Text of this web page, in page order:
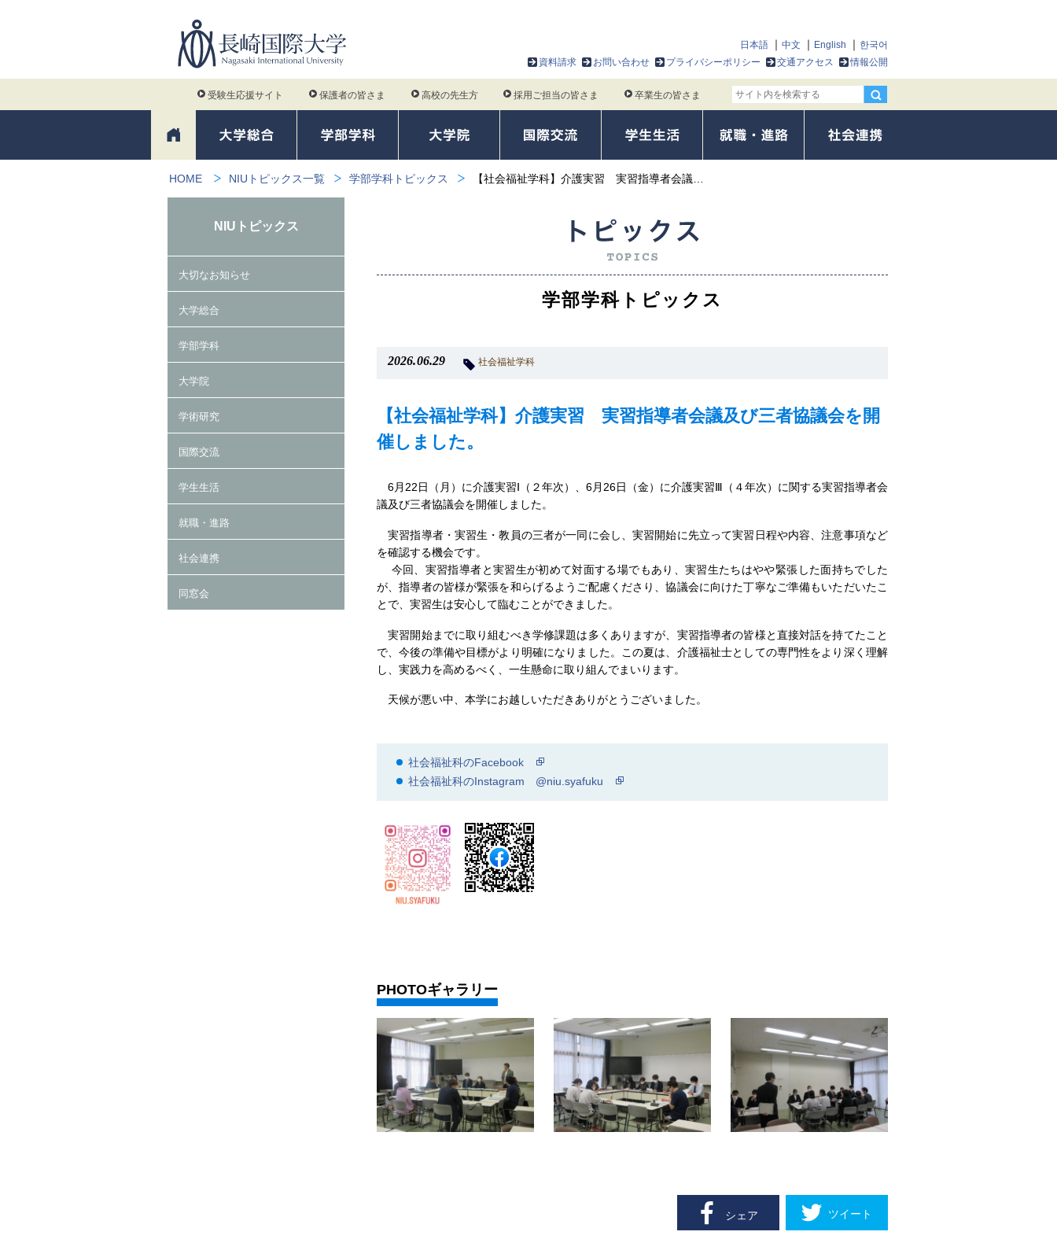
日本語 中文 English
한국어
資料請求
お問い合わせ プライバシーポリシー 交通アクセス 情報公開
受験生応援サイト 保護者の皆さま 高校の先生方 採用ご担当の皆さま 卒業生の皆さま
HOME NIUトピックス一覧 学部学科トピックス 【社会福祉学科】介護実習 実習指導者会議…
学部学科トピックス
2026.06.29 社会福祉学科
【社会福祉学科】介護実習 実習指導者会議及び三者協議会を開
催しました。
6月22日（月）に介護実習Ⅰ（２年次）、6月26日（金）に介護実習Ⅲ（４年次）に関する実習指導者会
議及び三者協議会を開催しました。
実習指導者・実習生・教員の三者が一同に会し、実習開始に先立って実習日程や内容、注意事項など
を確認する機会です。
今回、実習指導者と実習生が初めて対面する場でもあり、実習生たちはやや緊張した面持ちでした
が、指導者の皆様が緊張を和らげるようご配慮くださり、協議会に向けた丁寧なご準備もいただいたこ
とで、実習生は安心して臨むことができました。
実習開始までに取り組むべき学修課題は多くありますが、実習指導者の皆様と直接対話を持てたこと
で、今後の準備や目標がより明確になりました。この夏は、介護福祉士としての専門性をより深く理解
し、実践力を高めるべく、一生懸命に取り組んでまいります。
天候が悪い中、本学にお越しいただきありがとうございました。
社会福祉科のFacebook
社会福祉科のInstagram @niu.syafuku
PHOTOギャラリー
シェア ツイート
NIUトピックス
大切なお知らせ
大学総合
学部学科
大学院
学術研究
国際交流
学生生活
就職・進路
社会連携
同窓会